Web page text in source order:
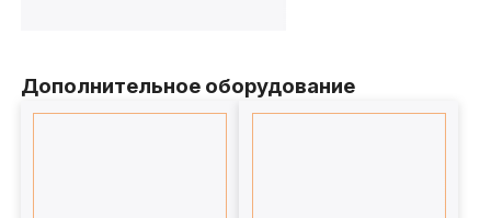
Дополнительное оборудование